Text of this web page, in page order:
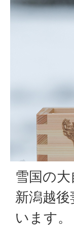
雪国の
新潟越
います。